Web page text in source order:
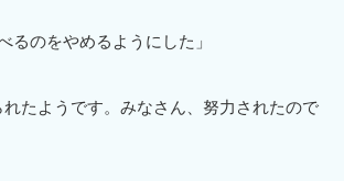
るのをやめるようにした」
たようです。みなさん、努力されたので